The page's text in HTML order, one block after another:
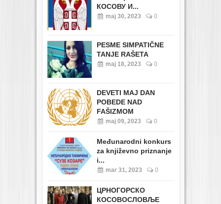
КОСОВУ И...
maj 30, 2023 0
PESME SIMPATIČNE
TANJE RAŠETA
maj 18, 2023 0
DEVETI MAJ DAN
POBEDE NAD
FAŠIZMOM
maj 09, 2023 0
Međunarodni konkurs
za književno priznanje
i...
mar 31, 2023 0
ЦРНОГОРСКО
КОСОВОСЛОВЉЕ